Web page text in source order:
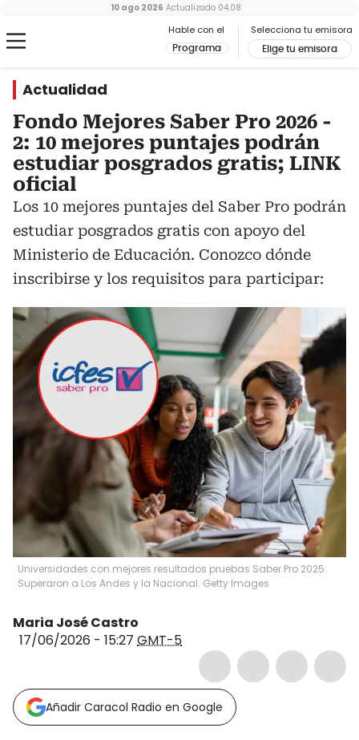
Hable con el
Programa
Selecciona tu emisora
Elige tu emisora
10 ago 2026 Actualizado 04:08
Actualidad
Fondo Mejores Saber Pro 2026 -
2: 10 mejores puntajes podrán
estudiar posgrados gratis; LINK
oficial
Los 10 mejores puntajes del Saber Pro podrán
estudiar posgrados gratis con apoyo del
Ministerio de Educación. Conozco dónde
inscribirse y los requisitos para participar:
Universidades con mejores resultados pruebas Saber Pro 2025:
Superaron a Los Andes y la Nacional. Getty Images
Maria José Castro
17/06/2026 - 15:27 GMT-5
Añadir Caracol Radio en Google